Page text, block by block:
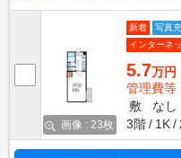
画像 : 23枚
新着 写真
インターネ
5.7万円
管理費等
敷
なし
3階
1K